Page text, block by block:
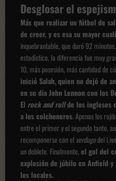
Desglosar el
Más que realizar un fútbol de
de creer, y es esa su mayor
inquebrantable, que duró 92
estadístico, la diferencia fue muy
10, más posesión, más cantidad de
inició Salah, quien no dejó de
en su día John Lennon con los
El rock and rollde los ingleses
a los colchoneros. Apenas los
entre el primer y el segundo tanto,
recomponerse con el verdugodel
un doblete. Finalmente,el gol del
explosión de júbilo en Anfield
los locales.